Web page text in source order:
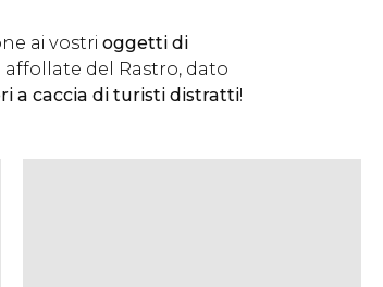
ai vostri oggetti di
del Rastro, dato
a caccia di turisti distratti!